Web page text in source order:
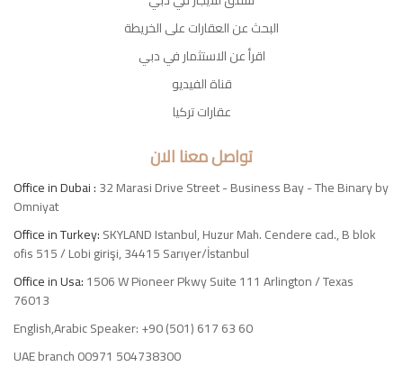
البحث عن العقارات على الخريطة
اقرأ عن الاستثمار في دبي
قناة الفيديو
عقارات تركيا
تواصل معنا الان
Office in Dubai :32 Marasi Drive Street - Business Bay - The Binary by
Omniyat
Office in Turkey:SKYLAND Istanbul, Huzur Mah. Cendere cad., B blok
ofis 515 / Lobi girişi, 34415 Sarıyer/İstanbul
Office in Usa:1506 W Pioneer Pkwy Suite 111 Arlington / Texas
76013
English,Arabic Speaker: +90 (501) 617 63 60
UAE branch 00971 504738300